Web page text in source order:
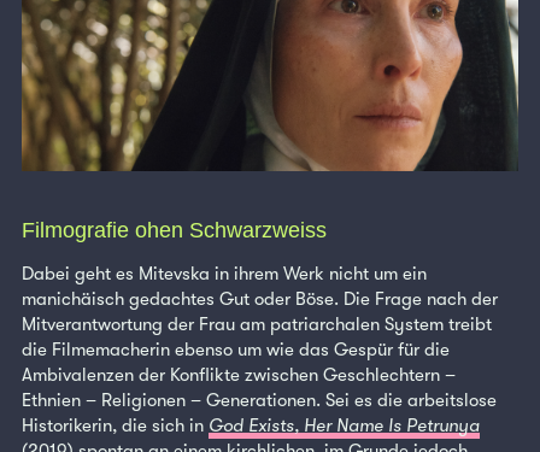
Filmografie ohen Schwarzweiss
Dabei geht es Mitevska in ihrem Werk nicht um ein
manichäisch gedachtes Gut oder Böse. Die Frage nach der
Mitverantwortung der Frau am patriarchalen System treibt
die Filmemacherin ebenso um wie das Gespür für die
Ambivalenzen der Konflikte zwischen Geschlechtern –
Ethnien – Religionen – Generationen. Sei es die arbeitslose
Historikerin, die sich in God Exists, Her Name Is Petrunya